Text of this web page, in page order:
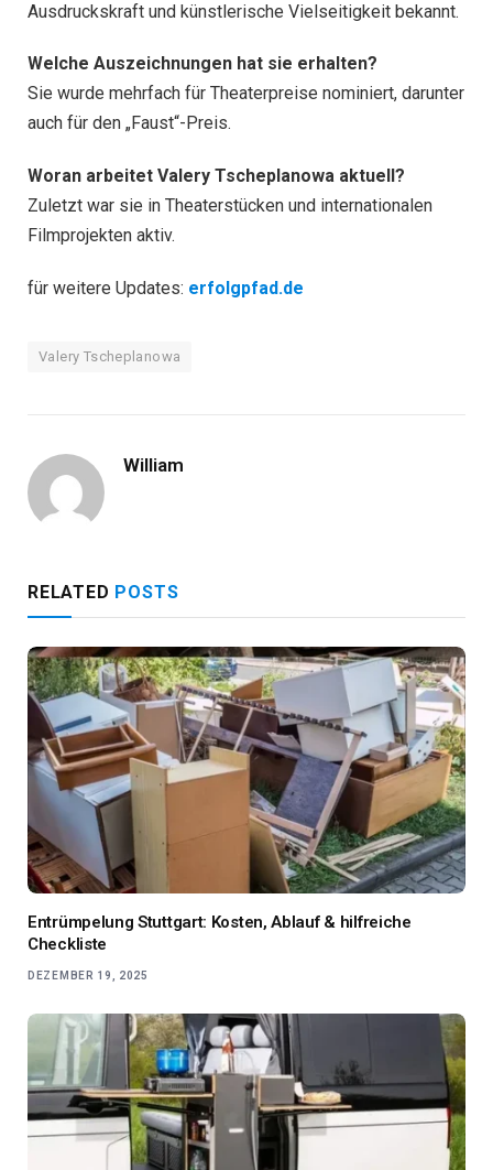
Ausdruckskraft und künstlerische Vielseitigkeit bekannt.
Welche Auszeichnungen hat sie erhalten?
Sie wurde mehrfach für Theaterpreise nominiert, darunter
auch für den „Faust“-Preis.
Woran arbeitet Valery Tscheplanowa aktuell?
Zuletzt war sie in Theaterstücken und internationalen
Filmprojekten aktiv.
für weitere Updates: erfolgpfad.de
Valery Tscheplanowa
William
RELATED POSTS
Entrümpelung Stuttgart: Kosten, Ablauf & hilfreiche
Checkliste
DEZEMBER 19, 2025